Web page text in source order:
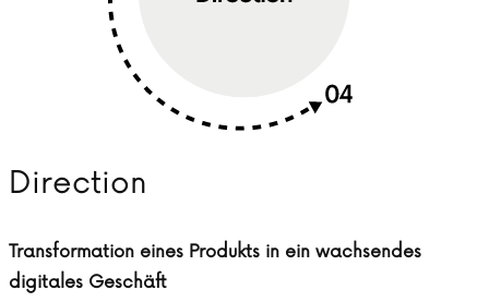
Direction
Transformation eines Produkts in ein wachsendes
digitales Geschäft